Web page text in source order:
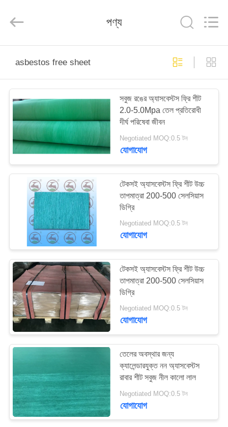
পণ্য
আমাদের
সম্পর্কে
কারখানা
নিয়ন্ত্রণ
আমাদের
সাথে
যোগাযোগ
করুন
উদ্ধৃতির
জন্য
আবেদন
সাইট
Friction
Materials
পণ্য
asbestos free sheet
সবুজ রঙের অ্যাসবেস্টস ফ্রি শীট
2.0-5.0Mpa তেল প্রতিরোধী
দীর্ঘ পরিষেবা জীবন
Negotiated MOQ:0.5 টন
যোগাযোগ
টেকসই অ্যাসবেস্টস ফ্রি শীট উচ্চ
তাপমাত্রা 200-500 সেলসিয়াস
ডিগ্রি
Negotiated MOQ:0.5 টন
যোগাযোগ
টেকসই অ্যাসবেস্টস ফ্রি শীট উচ্চ
তাপমাত্রা 200-500 সেলসিয়াস
ডিগ্রি
Negotiated MOQ:0.5 টন
যোগাযোগ
তেলের অবস্থার জন্য
ক্যালেন্ডারযুক্ত নন অ্যাসবেস্টস
রাবার শীট সবুজ নীল কালো লাল
Negotiated MOQ:0.5 টন
যোগাযোগ